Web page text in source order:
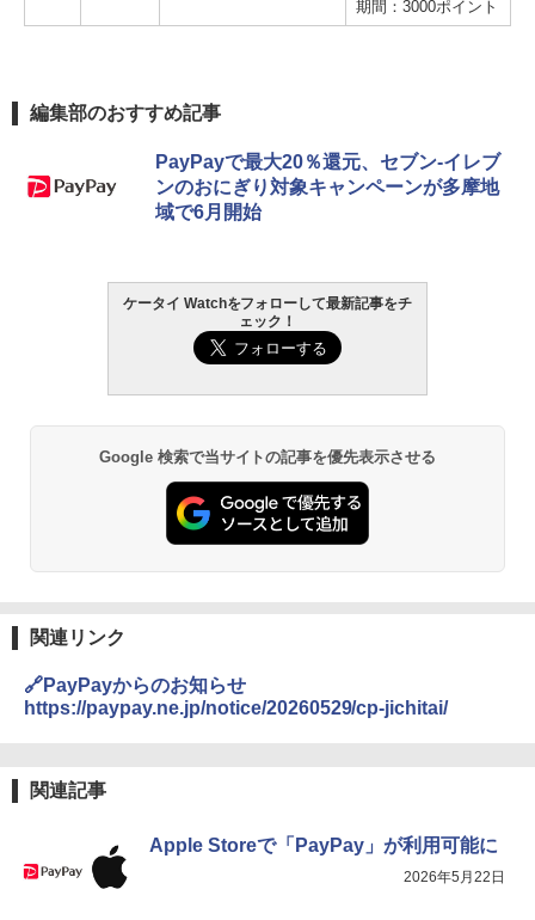
期間：3000ポイント
編集部のおすすめ記事
PayPayで最大20％還元、セブン-イレブ
ンのおにぎり対象キャンペーンが多摩地
域で6月開始
ケータイ Watchをフォローして最新記事をチ
ェック！
Google 検索で当サイトの記事を優先表示させる
関連リンク
🔗PayPayからのお知らせ
https://paypay.ne.jp/notice/20260529/cp-jichitai/
関連記事
Apple Storeで「PayPay」が利用可能に
2026年5月22日